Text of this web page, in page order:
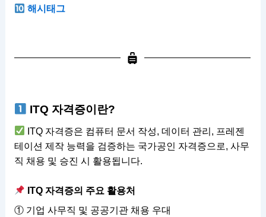
해시태그
ITQ 자격증이란?
ITQ 자격증은 컴퓨터 문서 작성, 데이터 관리, 프레젠
테이션 제작 능력을 검증하는 국가공인 자격증으로, 사무
직 채용 및 승진 시 활용됩니다.
ITQ 자격증의 주요 활용처
① 기업 사무직 및 공공기관 채용 우대